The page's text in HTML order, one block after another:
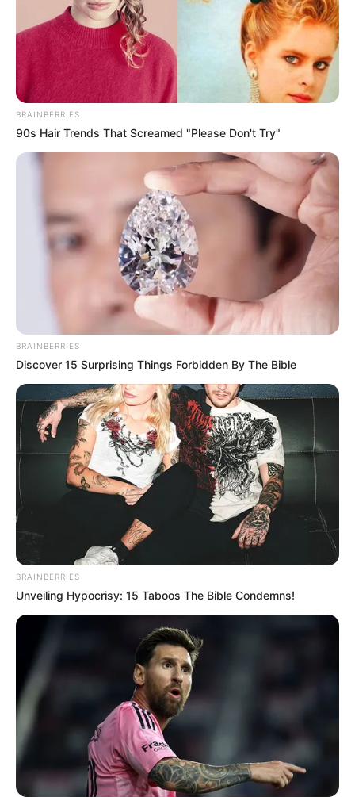
BRAINBERRIES
90s Hair Trends That Screamed "Please Don't Try"
BRAINBERRIES
Discover 15 Surprising Things Forbidden By The Bible
BRAINBERRIES
Unveiling Hypocrisy: 15 Taboos The Bible Condemns!